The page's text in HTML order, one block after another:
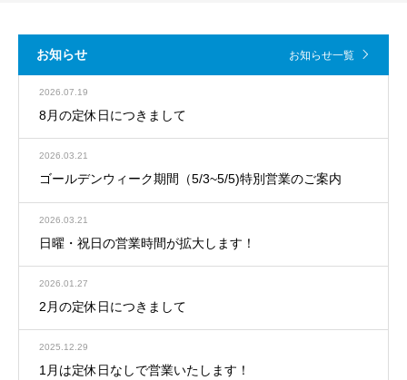
お知らせ お知らせ一覧
2026.07.19
8月の定休日につきまして
2026.03.21
ゴールデンウィーク期間（5/3~5/5)特別営業のご案内
2026.03.21
日曜・祝日の営業時間が拡大します！
2026.01.27
2月の定休日につきまして
2025.12.29
1月は定休日なしで営業いたします！